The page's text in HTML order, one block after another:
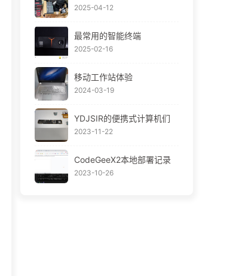
2025-04-12
最常用的智能终端
2025-02-16
移动工作站体验
2024-03-19
YDJSIR的便携式计算机们
2023-11-22
CodeGeeX2本地部署记录
2023-10-26